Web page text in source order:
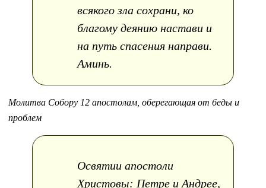
всякого зла сохрани, ко
благому деянию настави и
на путь спасения направи.
Аминь.
Молитва Собору 12 апостолам, оберегающая от беды и
проблем
Освятии апостоли
Христовы: Петре и Андрее,